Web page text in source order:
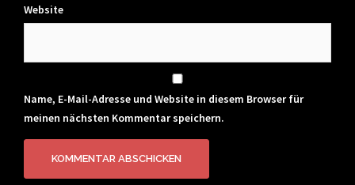
Website
Name, E-Mail-Adresse und Website in diesem Browser für
meinen nächsten Kommentar speichern.